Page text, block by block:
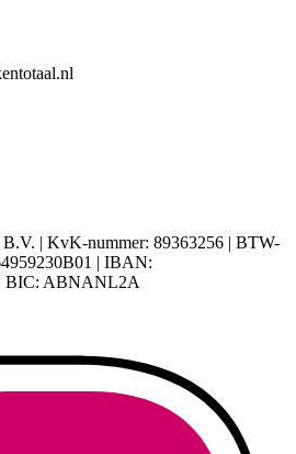
| KvK-nummer: 89363256 | BTW-
| IBAN:
BIC: ABNANL2A